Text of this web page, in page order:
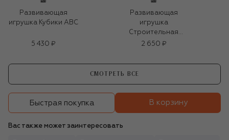
Развивающая
игрушка Кубики ABC
5 430 ₽
Развивающая
игрушка
Строительная
техника
2 650 ₽
СМОТРЕТЬ ВСЕ
Быстрая покупка В корзину
Вас также может заинтересовать